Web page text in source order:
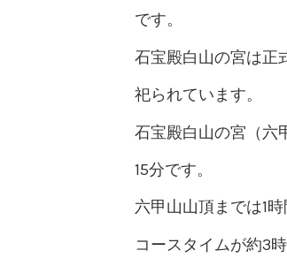
です。
石宝殿白山の宮は正
祀られています。
石宝殿白山の宮（六
15分です。
六甲山山頂までは1
コースタイムが約3